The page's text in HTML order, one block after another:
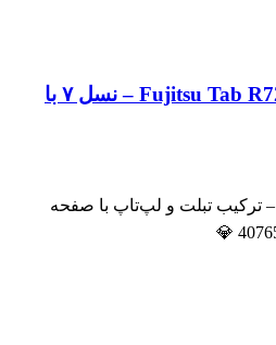
تبلت ویندوزی استوک Fujitsu Tab R727 – نسل ۷ با
💻 لپ تاپ Fujitsu Tab R727 – ترکیب تبلت و لپ‌تاپ با صفحه